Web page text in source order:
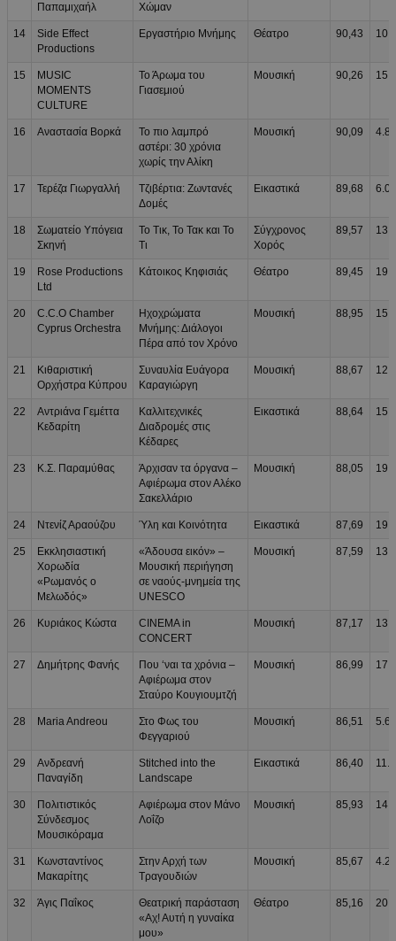
Παπαμιχαήλ
Χώμαν
14
Side Effect
Productions
Εργαστήριο Μνήμης Θέατρο 90,43
15
MUSIC
MOMENTS
CULTURE
Το Άρωμα του
Γιασεμιού
Μουσική 90,26
16 Αναστασία Βορκά
Το πιο λαμπρό
αστέρι: 30 χρόνια
χωρίς την Αλίκη
Μουσική 90,09
17 Τερέζα Γιωργαλλή
Τζιβέρτια: Ζωντανές
Δομές
Εικαστικά 89,68
18
Σωματείο Υπόγεια
Σκηνή
Το Τικ, Το Τακ και Το
Τι
Σύγχρονος
Χορός
89,57
19
Rose Productions
Ltd
Κάτοικος Κηφισιάς Θέατρο 89,45
20
C.C.O Chamber
Cyprus Orchestra
Ηχοχρώματα
Μνήμης: Διάλογοι
Πέρα από τον Χρόνο
Μουσική 88,95
21
Κιθαριστική
Ορχήστρα Κύπρου
Συναυλία Ευάγορα
Καραγιώργη
Μουσική 88,67
22
Αντριάνα Γεμέττα
Κεδαρίτη
Καλλιτεχνικές
Διαδρομές στις
Κέδαρες
Εικαστικά 88,64
23 Κ.Σ. Παραμύθας
Άρχισαν τα όργανα –
Αφιέρωμα στον Αλέκο
Σακελλάριο
Μουσική 88,05
24 Ντενίζ Αραούζου Ύλη και Κοινότητα Εικαστικά 87,69
25
Εκκλησιαστική
Χορωδία
«Ρωμανός ο
Μελωδός»
«Άδουσα εικόν» –
Μουσική περιήγηση
σε ναούς-μνημεία της
UNESCO
Μουσική 87,59
26 Κυριάκος Κώστα
CINEMA in
CONCERT
Μουσική 87,17
27 Δημήτρης Φανής
Που ‘ναι τα χρόνια –
Αφιέρωμα στον
Σταύρο Κουγιουμτζή
Μουσική 86,99
28 Maria Andreou
Στο Φως του
Φεγγαριού
Μουσική 86,51
29
Ανδρεανή
Παναγίδη
Stitched into the
Landscape
Εικαστικά 86,40
30
Πολιτιστικός
Σύνδεσμος
Μουσικόραμα
Αφιέρωμα στον Μάνο
Λοΐζο
Μουσική 85,93
31
Κωνσταντίνος
Μακαρίτης
Στην Αρχή των
Τραγουδιών
Μουσική 85,67
32 Άγις Παΐκος
Θεατρική παράσταση
«Αχ! Αυτή η γυναίκα
μου»
Θέατρο 85,16